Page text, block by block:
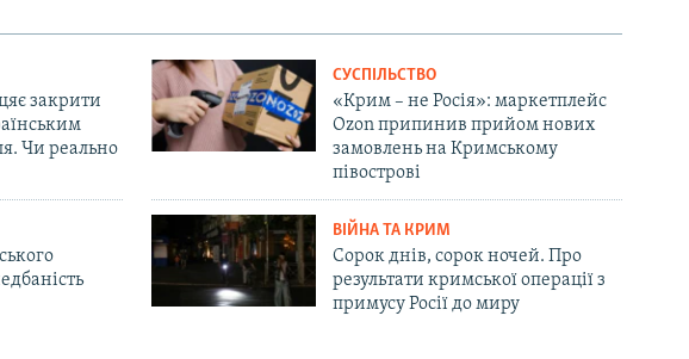
закрити
Чи реально
СУСПІЛЬСТВО
«Крим – не Росія»: маркетплейс
Ozon припинив прийом нових
замовлень на Кримському
півострові
ВІЙНА ТА КРИМ
Сорок днів, сорок ночей. Про
результати кримської операції з
примусу Росії до миру